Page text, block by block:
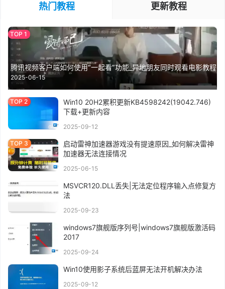
热门教程 更新教程
腾讯视频客户端如何使用“一起看”功能_异地朋友同时观看电影教程
2025-06-15
Win10 20H2累积更新KB4598242(19042.746)
下载+更新内容
2025-09-12
启动雷神加速器游戏没有提速原因_如何解决雷神
加速器无法连接情况
2025-06-15
MSVCR120.DLL丢失|无法定位程序输入点修复方
法
2025-09-23
windows7旗舰版序列号|windows7旗舰版激活码
2017
2025-09-24
Win10使用影子系统后蓝屏无法开机解决办法
2025-09-12